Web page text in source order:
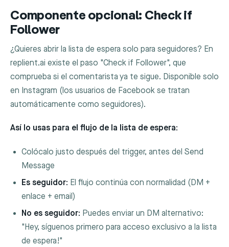
Componente opcional: Check if
Follower
¿Quieres abrir la lista de espera solo para seguidores? En
replient.ai existe el paso "Check if Follower", que
comprueba si el comentarista ya te sigue. Disponible solo
en Instagram (los usuarios de Facebook se tratan
automáticamente como seguidores).
Así lo usas para el flujo de la lista de espera:
Colócalo justo después del trigger, antes del Send
Message
Es seguidor: El flujo continúa con normalidad (DM +
enlace + email)
No es seguidor: Puedes enviar un DM alternativo:
"Hey, síguenos primero para acceso exclusivo a la lista
de espera!"